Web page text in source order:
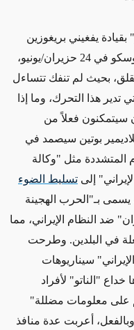
يفغيني بريغوزين
تتجه عبر الطريق السريع "أم 4" نحو موسكو في 24 حزيران/يونيو،
بقلق، بحيث لم تنفك تتساءل
هذا التحرك، وما إذا
سيتمكنون فعلاً من
بوتين سيصمد في
المتشددة مثل "وكالة
إلى تسليط الضوء
يسمى بـ"الحرب الهجينة
ضد النظام الإيراني، مما
في البلدين. وطرحت
سيناريوهات
"الناتو" لأفراد
على معلومات مضللة"
أعربت عدة منافذ